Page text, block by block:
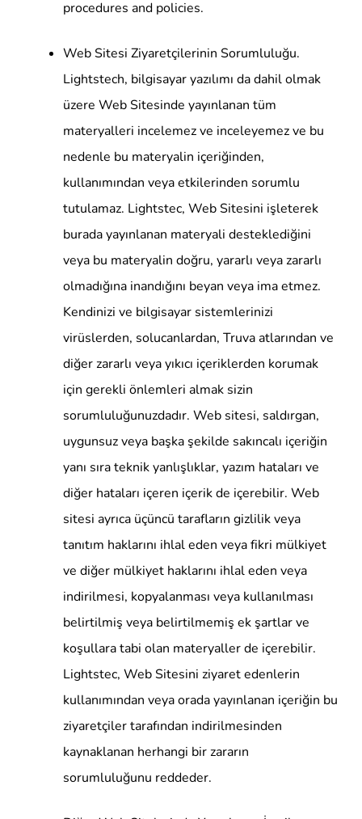
procedures and policies.
Web Sitesi Ziyaretçilerinin Sorumluluğu.
Lightstech, bilgisayar yazılımı da dahil olmak
üzere Web Sitesinde yayınlanan tüm
materyalleri incelemez ve inceleyemez ve bu
nedenle bu materyalin içeriğinden,
kullanımından veya etkilerinden sorumlu
tutulamaz. Lightstec, Web Sitesini işleterek
burada yayınlanan materyali desteklediğini
veya bu materyalin doğru, yararlı veya zararlı
olmadığına inandığını beyan veya ima etmez.
Kendinizi ve bilgisayar sistemlerinizi
virüslerden, solucanlardan, Truva atlarından ve
diğer zararlı veya yıkıcı içeriklerden korumak
için gerekli önlemleri almak sizin
sorumluluğunuzdadır. Web sitesi, saldırgan,
uygunsuz veya başka şekilde sakıncalı içeriğin
yanı sıra teknik yanlışlıklar, yazım hataları ve
diğer hataları içeren içerik de içerebilir. Web
sitesi ayrıca üçüncü tarafların gizlilik veya
tanıtım haklarını ihlal eden veya fikri mülkiyet
ve diğer mülkiyet haklarını ihlal eden veya
indirilmesi, kopyalanması veya kullanılması
belirtilmiş veya belirtilmemiş ek şartlar ve
koşullara tabi olan materyaller de içerebilir.
Lightstec, Web Sitesini ziyaret edenlerin
kullanımından veya orada yayınlanan içeriğin bu
ziyaretçiler tarafından indirilmesinden
kaynaklanan herhangi bir zararın
sorumluluğunu reddeder.